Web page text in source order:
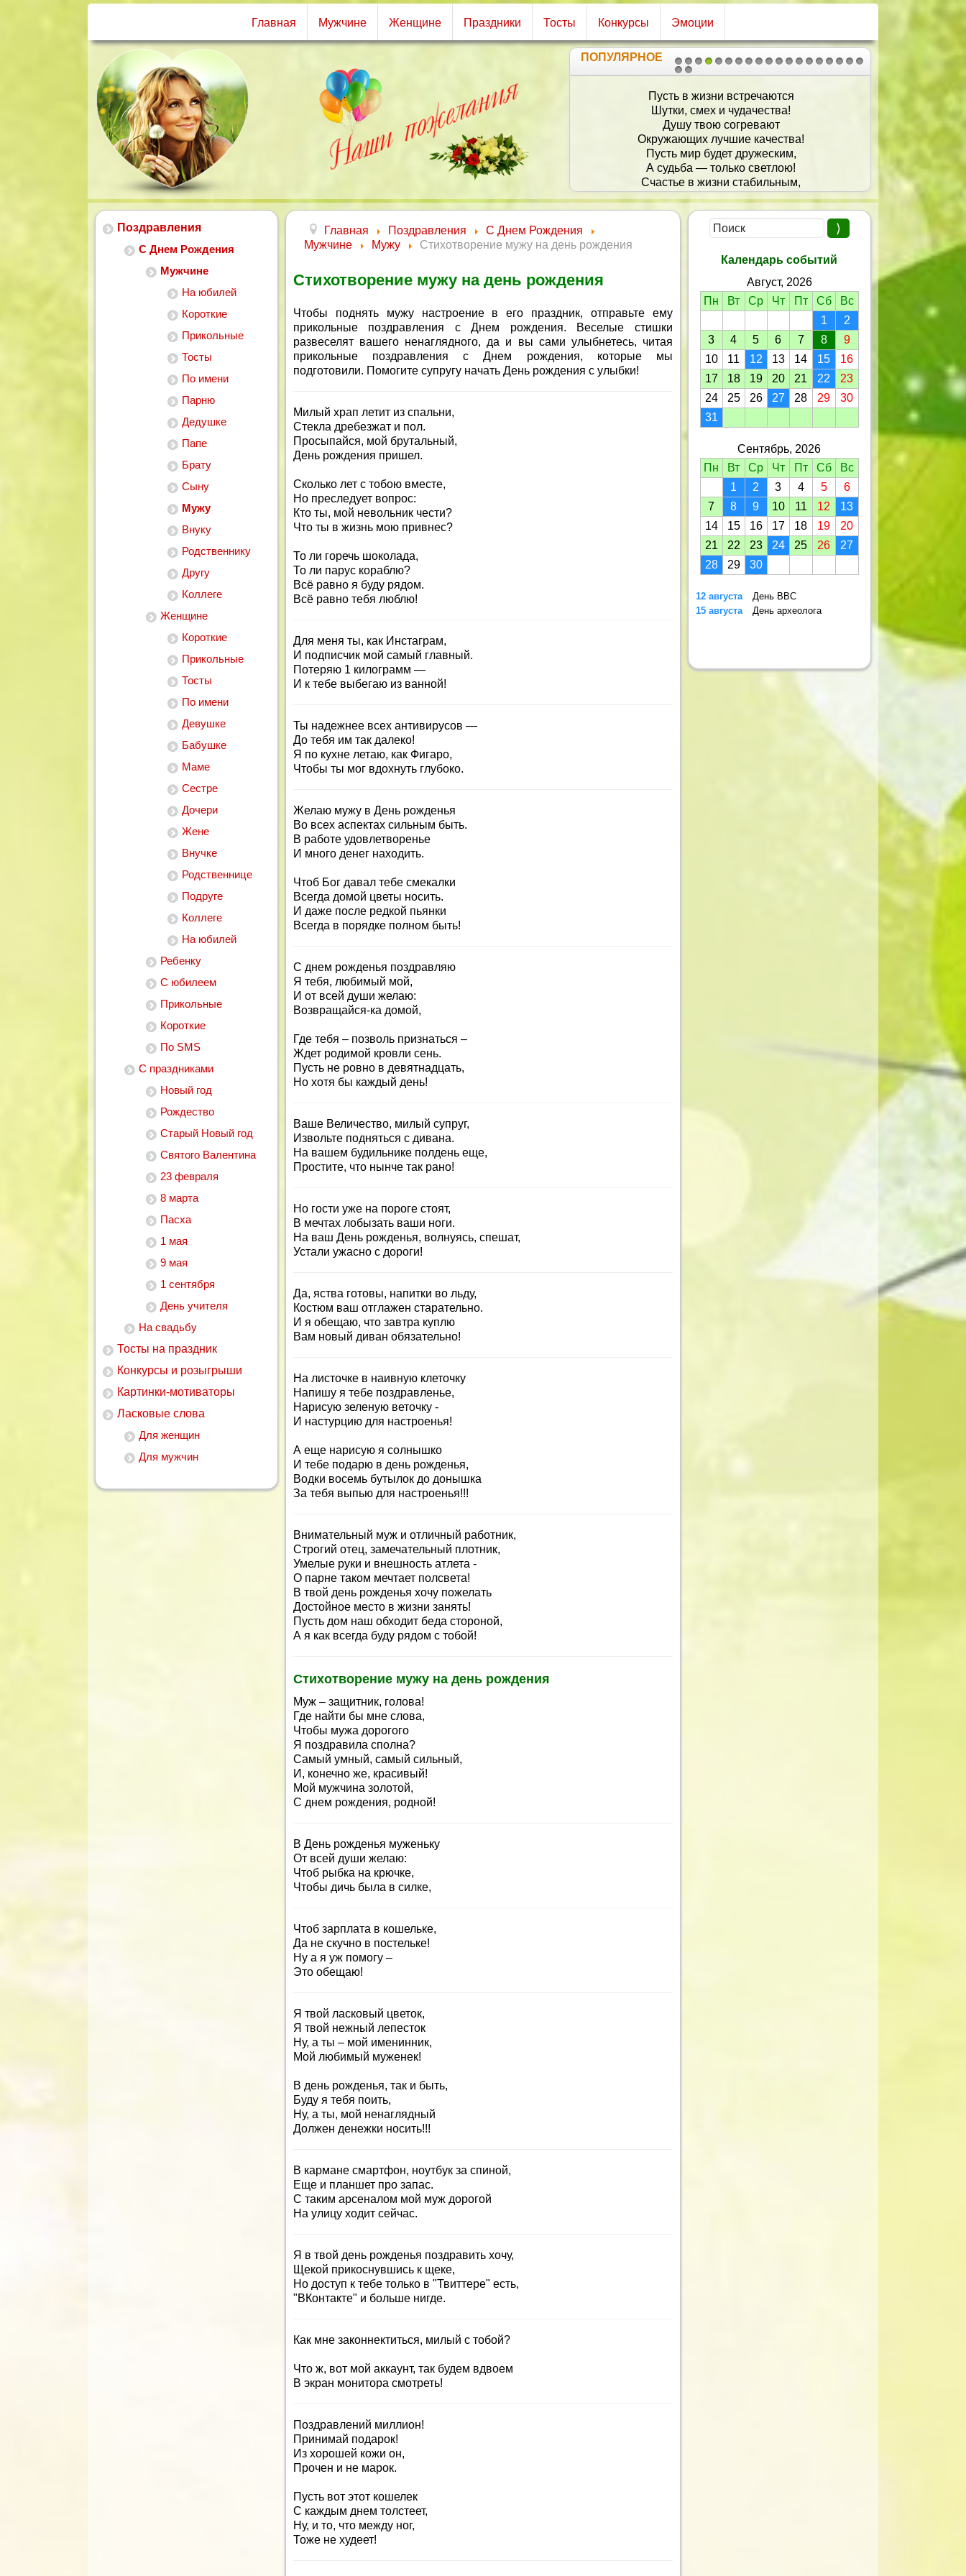
Главная Мужчине Женщине Праздники Тосты Конкурсы Эмоции
1 2
2021
ПОПУЛЯРНОЕ
Пусть в жизни встречаются
Шутки, смех и чудачества!
Душу твою согревают
Окружающих лучшие качества!
Пусть мир будет дружеским,
А судьба — только светлою!
Счастье в жизни стабильным,
А любовь — лишь ответною!
Поздравления
С Днем Рождения
Мужчине
На юбилей
Короткие
Прикольные
Тосты
По имени
Парню
Дедушке
Папе
Брату
Сыну
Мужу
Внуку
Родственнику
Другу
Коллеге
Женщине
Короткие
Прикольные
Тосты
По имени
Девушке
Бабушке
Маме
Сестре
Дочери
Жене
Внучке
Родственнице
Подруге
Коллеге
На юбилей
Ребенку
С юбилеем
Прикольные
Короткие
По SMS
С праздниками
Новый год
Рождество
Старый Новый год
Святого Валентина
23 февраля
8 марта
Пасха
1 мая
9 мая
1 сентября
День учителя
На свадьбу
Тосты на праздник
Конкурсы и розыгрыши
Картинки-мотиваторы
Ласковые слова
Для женщин
Для мужчин
Главная Поздравления
С Днем Рождения
Мужчине
Мужу Стихотворение мужу на день рождения
Стихотворение мужу на день рождения
Чтобы поднять мужу настроение в его праздник, отправьте ему
прикольные поздравления с Днем рождения. Веселые стишки
развеселят вашего ненаглядного, да и вы сами улыбнетесь, читая
прикольные поздравления с Днем рождения, которые мы
подготовили. Помогите супругу начать День рождения с улыбки!
Милый храп летит из спальни,
Стекла дребезжат и пол.
Просыпайся, мой брутальный,
День рождения пришел.
Сколько лет с тобою вместе,
Но преследует вопрос:
Кто ты, мой невольник чести?
Что ты в жизнь мою привнес?
То ли горечь шоколада,
То ли парус кораблю?
Всё равно я буду рядом.
Всё равно тебя люблю!
Для меня ты, как Инстаграм,
И подписчик мой самый главный.
Потеряю 1 килограмм —
И к тебе выбегаю из ванной!
Ты надежнее всех антивирусов —
До тебя им так далеко!
Я по кухне летаю, как Фигаро,
Чтобы ты мог вдохнуть глубоко.
Желаю мужу в День рожденья
Во всех аспектах сильным быть.
В работе удовлетворенье
И много денег находить.
Чтоб Бог давал тебе смекалки
Всегда домой цветы носить.
И даже после редкой пьянки
Всегда в порядке полном быть!
С днем рожденья поздравляю
Я тебя, любимый мой,
И от всей души желаю:
Возвращайся-ка домой,
Где тебя – позволь признаться –
Ждет родимой кровли сень.
Пусть не ровно в девятнадцать,
Но хотя бы каждый день!
Ваше Величество, милый супруг,
Извольте подняться с дивана.
На вашем будильнике полдень еще,
Простите, что нынче так рано!
Но гости уже на пороге стоят,
В мечтах лобызать ваши ноги.
На ваш День рожденья, волнуясь, спешат,
Устали ужасно с дороги!
Да, яства готовы, напитки во льду,
Костюм ваш отглажен старательно.
И я обещаю, что завтра куплю
Вам новый диван обязательно!
На листочке в наивную клеточку
Напишу я тебе поздравленье,
Нарисую зеленую веточку -
И настурцию для настроенья!
А еще нарисую я солнышко
И тебе подарю в день рожденья,
Водки восемь бутылок до донышка
За тебя выпью для настроенья!!!
Внимательный муж и отличный работник,
Строгий отец, замечательный плотник,
Умелые руки и внешность атлета -
О парне таком мечтает полсвета!
В твой день рожденья хочу пожелать
Достойное место в жизни занять!
Пусть дом наш обходит беда стороной,
А я как всегда буду рядом с тобой!
Стихотворение мужу на день рождения
Муж – защитник, голова!
Где найти бы мне слова,
Чтобы мужа дорогого
Я поздравила сполна?
Самый умный, самый сильный,
И, конечно же, красивый!
Мой мужчина золотой,
С днем рождения, родной!
В День рожденья муженьку
От всей души желаю:
Чтоб рыбка на крючке,
Чтобы дичь была в силке,
Чтоб зарплата в кошельке,
Да не скучно в постельке!
Ну а я уж помогу –
Это обещаю!
Я твой ласковый цветок,
Я твой нежный лепесток
Ну, а ты – мой именинник,
Мой любимый муженек!
В день рожденья, так и быть,
Буду я тебя поить,
Ну, а ты, мой ненаглядный
Должен денежки носить!!!
В кармане смартфон, ноутбук за спиной,
Еще и планшет про запас.
С таким арсеналом мой муж дорогой
На улицу ходит сейчас.
Я в твой день рожденья поздравить хочу,
Щекой прикоснувшись к щеке,
Но доступ к тебе только в "Твиттере" есть,
"ВКонтакте" и больше нигде.
Как мне законнектиться, милый с тобой?
Что ж, вот мой аккаунт, так будем вдвоем
В экран монитора смотреть!
Поздравлений миллион!
Принимай подарок!
Из хорошей кожи он,
Прочен и не марок.
Пусть вот этот кошелек
С каждым днем толстеет,
Ну, и то, что между ног,
Тоже не худеет!
Календарь событий
Август, 2026
Пн
Вт Ср Чт Пт Сб
Вс
1
2
3
4 5 6 7 8
9
10
11 12 13 14 15
16
17
18 19 20 21 22
23
24
25 26 27 28 29
30
31
Сентябрь, 2026
Пн
Вт Ср Чт Пт Сб
Вс
1
2 3 4 5
6
7
8 9 10 11 12
13
14
15 16 17 18 19
20
21
22 23 24 25 26
27
28
29 30
12 августа
День ВВС
15 августа
День археолога